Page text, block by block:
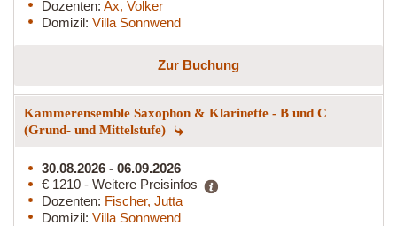
Dozenten: Ax, Volker
Domizil: Villa Sonnwend
Zur Buchung
Kammerensemble Saxophon & Klarinette - B und C
(Grund- und Mittelstufe)
30.08.2026 - 06.09.2026
€ 1210 - Weitere Preisinfos
Dozenten: Fischer, Jutta
Domizil: Villa Sonnwend